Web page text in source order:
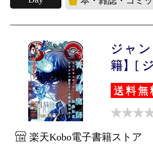
ジャン
籍】[
送料無
楽天Kobo電子書籍ストア